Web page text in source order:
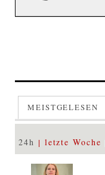
MEISTGELESEN
24h letzte Woche